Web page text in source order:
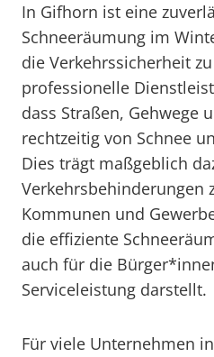
In Gifhorn ist eine
Schneeräumung im
die Verkehrssicherheit
professionelle
dass Straßen, Gehwege
rechtzeitig von Schnee
Dies trägt maßgeblich
Verkehrsbehinderungen
Kommunen und
die effiziente
auch für die
Serviceleistung darstellt.
Für viele Unternehmen